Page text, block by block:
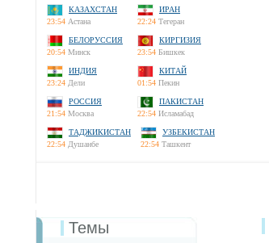
КАЗАХСТАН
23:54 Астана
ИРАН
22:24 Тегеран
БЕЛОРУССИЯ
20:54 Минск
КИРГИЗИЯ
23:54 Бишкек
ИНДИЯ
23:24 Дели
КИТАЙ
01:54 Пекин
РОССИЯ
21:54 Москва
ПАКИСТАН
22:54 Исламабад
ТАДЖИКИСТАН
22:54 Душанбе
УЗБЕКИСТАН
22:54 Ташкент
Темы